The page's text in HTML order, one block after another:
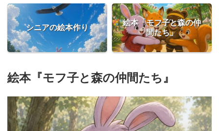
シニアの絵本作り
絵本「モフ子と森の仲
間たち」
絵本『モフ子と森の仲間たち』